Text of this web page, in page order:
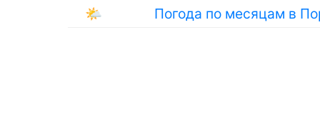
🌤 Погода по месяцам в